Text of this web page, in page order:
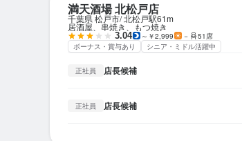
満天酒場 北松戸店
千葉県 松戸市 北松戸駅61m
居酒屋、串焼き、もつ焼き
3.04 ～￥2,999 －
51席
ボーナス・賞与あり
シニア・ミドル活躍中
正社員 店長候補
正社員 店長候補